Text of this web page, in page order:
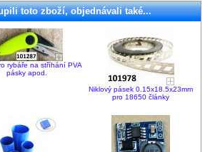
toto zboží, objednávali také...
rybáře na stříhání PVA
pásky apod.
Niklový pásek 0.15x18.5x23mm
pro 18650 články